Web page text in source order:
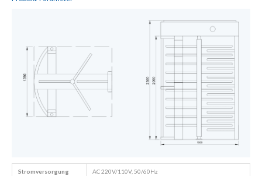
Stromversorgung AC 220V/110V, 50/60Hz